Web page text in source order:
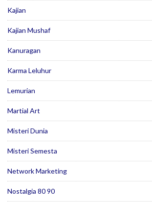
Kajian
Kajian Mushaf
Kanuragan
Karma Leluhur
Lemurian
Martial Art
Misteri Dunia
Misteri Semesta
Network Marketing
Nostalgia 80 90